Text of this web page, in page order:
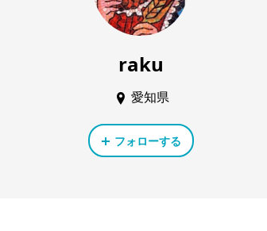
raku
愛知県
フォローする